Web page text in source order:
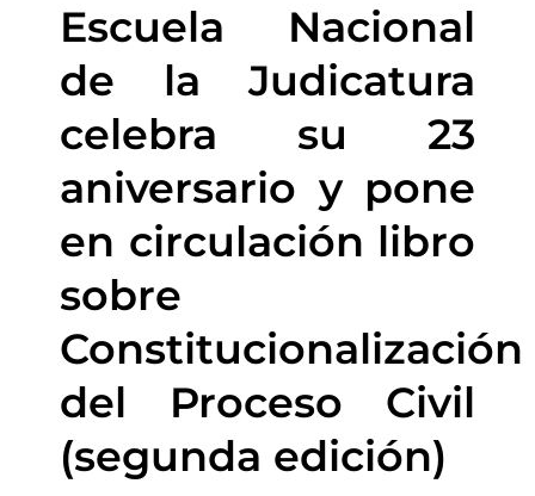
Escuela Nacional
de la Judicatura
celebra su 23
aniversario y pone
en circulación libro
sobre
Constitucionalización
del Proceso Civil
(segunda edición)